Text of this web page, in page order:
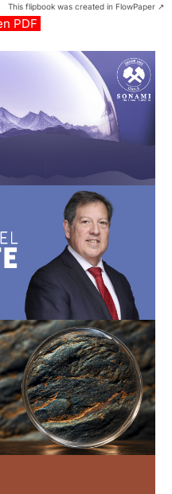
This flipbook was created in FlowPaper ↗
PDF